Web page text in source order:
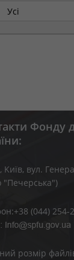
Фонду
Kиїв, вул.
"Печерська")
(044) 254-
розмір